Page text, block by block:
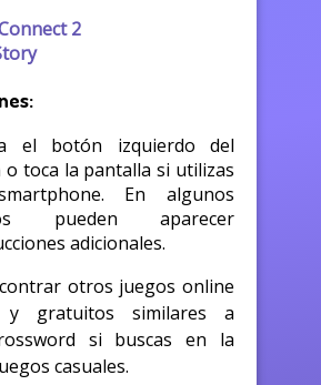
2
el botón izquierdo del
toca la pantalla si utilizas
En algunos
pueden aparecer
adicionales.
otros juegos online
y gratuitos similares a
si buscas en la
casuales.